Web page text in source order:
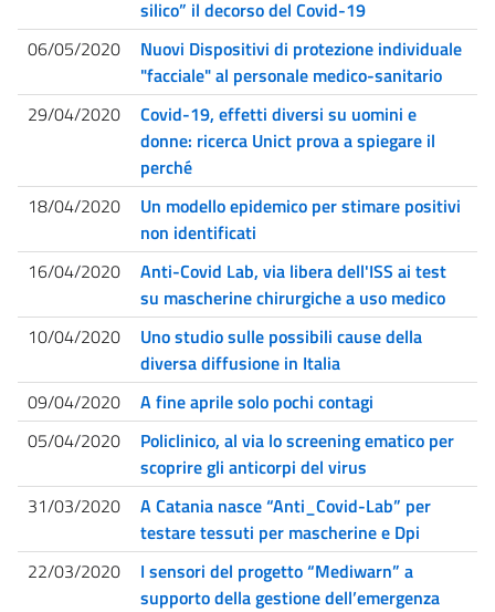
silico” il decorso del Covid-19
06/05/2020
Nuovi Dispositivi di protezione individuale
"facciale" al personale medico-sanitario
29/04/2020
Covid-19, effetti diversi su uomini e
donne: ricerca Unict prova a spiegare il
perché
18/04/2020
Un modello epidemico per stimare positivi
non identificati
16/04/2020
Anti-Covid Lab, via libera dell'ISS ai test
su mascherine chirurgiche a uso medico
10/04/2020
Uno studio sulle possibili cause della
diversa diffusione in Italia
09/04/2020
A fine aprile solo pochi contagi
05/04/2020
Policlinico, al via lo screening ematico per
scoprire gli anticorpi del virus
31/03/2020
A Catania nasce “Anti_Covid-Lab” per
testare tessuti per mascherine e Dpi
22/03/2020
I sensori del progetto “Mediwarn” a
supporto della gestione dell’emergenza